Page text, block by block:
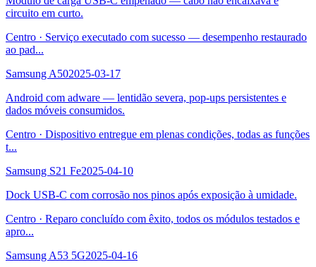
circuito em curto.
Centro · Serviço executado com sucesso — desempenho restaurado
ao pad...
Samsung A502025-03-17
Android com adware — lentidão severa, pop-ups persistentes e
dados móveis consumidos.
Centro · Dispositivo entregue em plenas condições, todas as funções
t...
Samsung S21 Fe2025-04-10
Dock USB-C com corrosão nos pinos após exposição à umidade.
Centro · Reparo concluído com êxito, todos os módulos testados e
apro...
Samsung A53 5G2025-04-16